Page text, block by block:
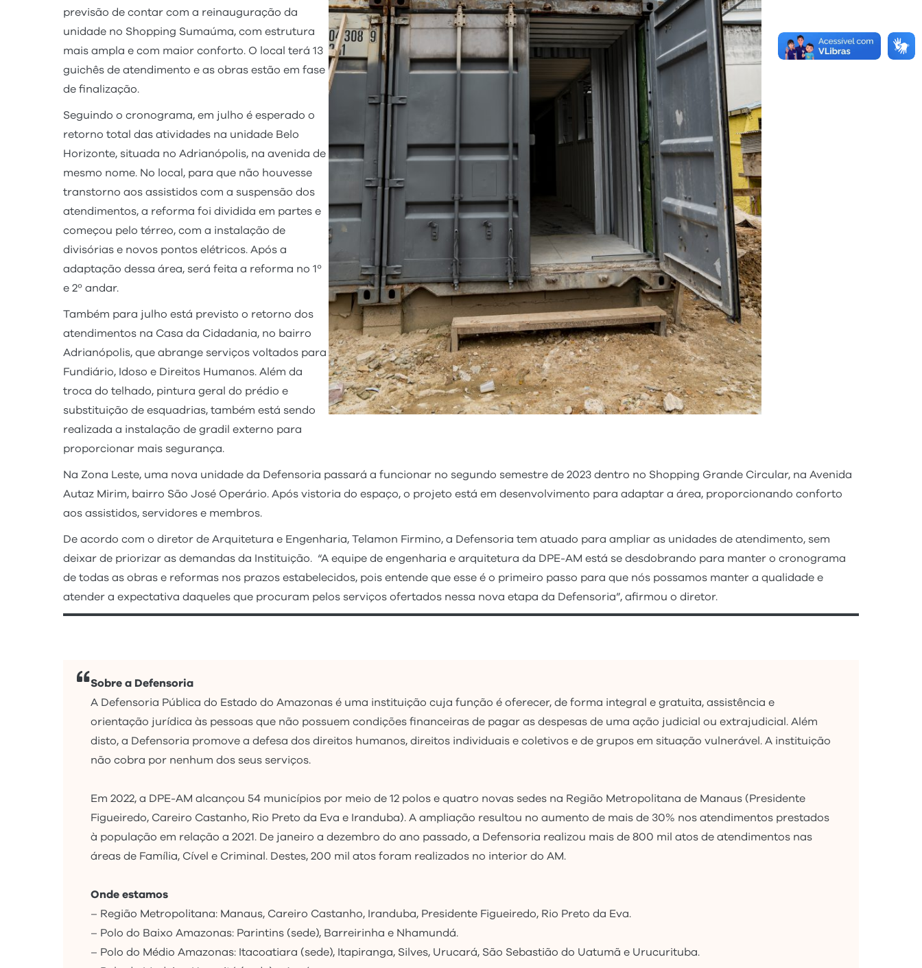
previsão de contar com a reinauguração da
unidade no Shopping Sumaúma, com estrutura
mais ampla e com maior conforto. O local terá 13
guichês de atendimento e as obras estão em fase
de finalização.
Seguindo o cronograma, em julho é esperado o
retorno total das atividades na unidade Belo
Horizonte, situada no Adrianópolis, na avenida de
mesmo nome. No local, para que não houvesse
transtorno aos assistidos com a suspensão dos
atendimentos, a reforma foi dividida em partes e
começou pelo térreo, com a instalação de
divisórias e novos pontos elétricos. Após a
adaptação dessa área, será feita a reforma no 1º
e 2º andar.
Também para julho está previsto o retorno dos
atendimentos na Casa da Cidadania, no bairro
Adrianópolis, que abrange serviços voltados para
Fundiário, Idoso e Direitos Humanos. Além da
troca do telhado, pintura geral do prédio e
substituição de esquadrias, também está sendo
realizada a instalação de gradil externo para
proporcionar mais segurança.
Na Zona Leste, uma nova unidade da Defensoria passará a funcionar no segundo semestre de 2023 dentro no Shopping Grande Circular, na Avenida
Autaz Mirim, bairro São José Operário. Após vistoria do espaço, o projeto está em desenvolvimento para adaptar a área, proporcionando conforto
aos assistidos, servidores e membros.
De acordo com o diretor de Arquitetura e Engenharia, Telamon Firmino, a Defensoria tem atuado para ampliar as unidades de atendimento, sem
deixar de priorizar as demandas da Instituição. “A equipe de engenharia e arquitetura da DPE-AM está se desdobrando para manter o cronograma
de todas as obras e reformas nos prazos estabelecidos, pois entende que esse é o primeiro passo para que nós possamos manter a qualidade e
atender a expectativa daqueles que procuram pelos serviços ofertados nessa nova etapa da Defensoria”, afirmou o diretor.
Sobre a Defensoria
A Defensoria Pública do Estado do Amazonas é uma instituição cuja função é oferecer, de forma integral e gratuita, assistência e
orientação jurídica às pessoas que não possuem condições financeiras de pagar as despesas de uma ação judicial ou extrajudicial. Além
disto, a Defensoria promove a defesa dos direitos humanos, direitos individuais e coletivos e de grupos em situação vulnerável. A instituição
não cobra por nenhum dos seus serviços.
Em 2022, a DPE-AM alcançou 54 municípios por meio de 12 polos e quatro novas sedes na Região Metropolitana de Manaus (Presidente
Figueiredo, Careiro Castanho, Rio Preto da Eva e Iranduba). A ampliação resultou no aumento de mais de 30% nos atendimentos prestados
à população em relação a 2021. De janeiro a dezembro do ano passado, a Defensoria realizou mais de 800 mil atos de atendimentos nas
áreas de Família, Cível e Criminal. Destes, 200 mil atos foram realizados no interior do AM.
Onde estamos
– Região Metropolitana: Manaus, Careiro Castanho, Iranduba, Presidente Figueiredo, Rio Preto da Eva.
– Polo do Baixo Amazonas: Parintins (sede), Barreirinha e Nhamundá.
– Polo do Médio Amazonas: Itacoatiara (sede), Itapiranga, Silves, Urucará, São Sebastião do Uatumã e Urucurituba.